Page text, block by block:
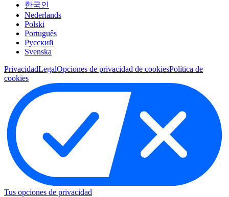
한국인
Nederlands
Polski
Português
Pусский
Svenska
PrivacidadLegalOpciones de privacidad de cookiesPolítica de
cookies
Tus opciones de privacidad